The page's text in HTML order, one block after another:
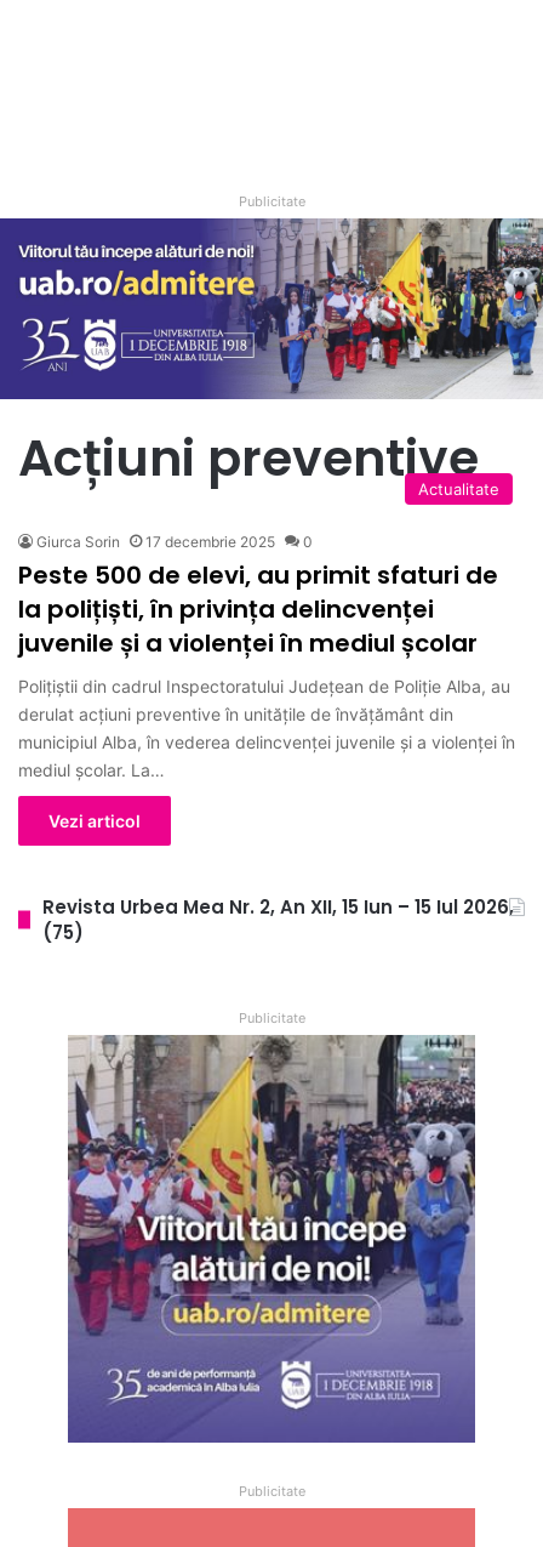
Publicitate
Acțiuni preventive
Actualitate
Giurca Sorin 17 decembrie 2025 0
Peste 500 de elevi, au primit sfaturi de
la polițiști, în privința delincvenței
juvenile și a violenței în mediul școlar
Polițiștii din cadrul Inspectoratului Județean de Poliție Alba, au
derulat acțiuni preventive în unitățile de învățământ din
municipiul Alba, în vederea delincvenței juvenile și a violenței în
mediul școlar. La…
Vezi articol
Revista Urbea Mea Nr. 2, An XII, 15 Iun – 15 Iul 2026,
(75)
Publicitate
Publicitate